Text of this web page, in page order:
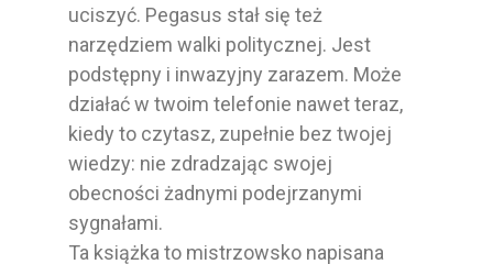
uciszyć. Pegasus stał się też
narzędziem walki politycznej. Jest
podstępny i inwazyjny zarazem. Może
działać w twoim telefonie nawet teraz,
kiedy to czytasz, zupełnie bez twojej
wiedzy: nie zdradzając swojej
obecności żadnymi podejrzanymi
sygnałami.
Ta książka to mistrzowsko napisana